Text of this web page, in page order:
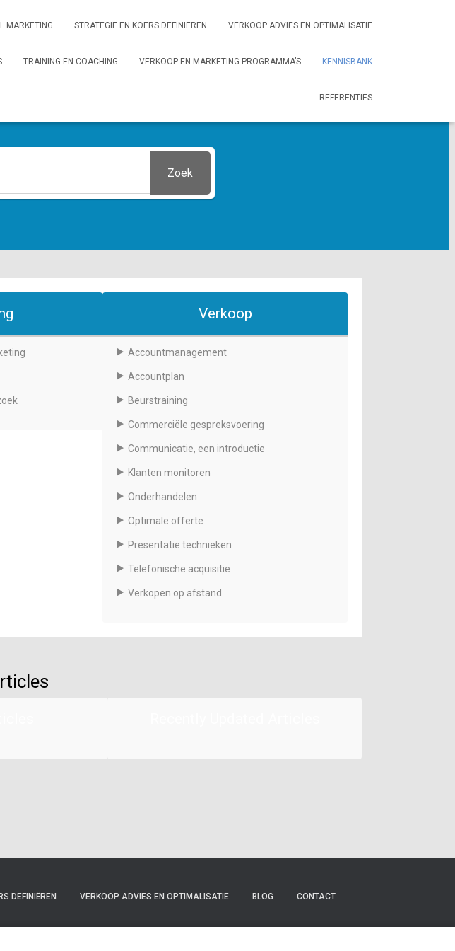
MARKETING STRATEGIE EN KOERS DEFINIËREN VERKOOP ADVIES EN OPTIMALISATIE
TRAINING EN COACHING VERKOOP EN MARKETING PROGRAMMA’S KENNISBANK
REFERENTIES
Zoek
Verkoop
Accountmanagement
Accountplan
Beurstraining
Commerciële gespreksvoering
Communicatie, een introductie
Klanten monitoren
Onderhandelen
Optimale offerte
Presentatie technieken
Telefonische acquisitie
Verkopen op afstand
DEFINIËREN VERKOOP ADVIES EN OPTIMALISATIE BLOG CONTACT